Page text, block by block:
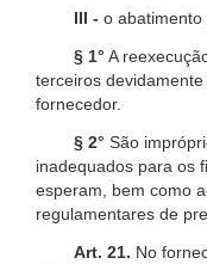
III - o abatimento
§ 1° A
terceiros
fornecedor.
§ 2° São
inadequados para os
esperam, bem como
regulamentares de
Art. 21. No